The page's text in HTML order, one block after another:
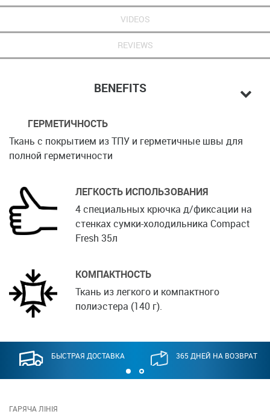
VIDEOS
REVIEWS
BENEFITS
ГЕРМЕТИЧНОСТЬ
Ткань с покрытием из ТПУ и герметичные швы для
полной герметичности
ЛЕГКОСТЬ ИСПОЛЬЗОВАНИЯ
4 специальных крючка д/фиксации на
стенках сумки-холодильника Compact
Fresh 35л
КОМПАКТНОСТЬ
Ткань из легкого и компактного
полиэстера (140 г).
БЫСТРАЯ ДОСТАВКА 365 ДНЕЙ НА ВОЗВРАТ
ГАРЯЧА ЛІНІЯ